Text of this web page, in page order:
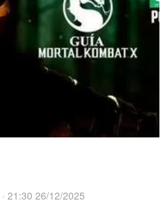
· 21:30 26/12/2025